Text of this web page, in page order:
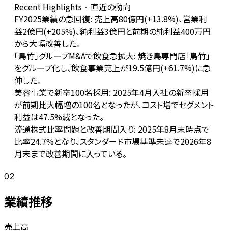
Recent Highlights · 直近の動向
FY2025業績の急回復: 売上高80億円(+13.8%)、営業利
益2億円(+205%)、純利益3億円と前期の純利益400万円
から大幅改善した。
「鳥竹」グループM&Aで飲食急拡大: 焼き鳥専門店「鳥竹」
をグループ化し、飲食事業売上が19.5億円(+61.7%)に急
伸した。
美容事業で新卒100名採用: 2025年4月入社の新卒採用
が前期比大幅増の100名となったが、コスト増でセグメント
利益は47.5%減となった。
流通株式比率問題と改善期間入り: 2025年8月末時点で
比率24.7%となり、スタンダード市場基準未達で2026年8
月末まで改善期間に入っている。
02
業績推移
売上高